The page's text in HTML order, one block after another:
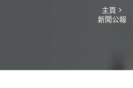
主頁 >
新聞公報